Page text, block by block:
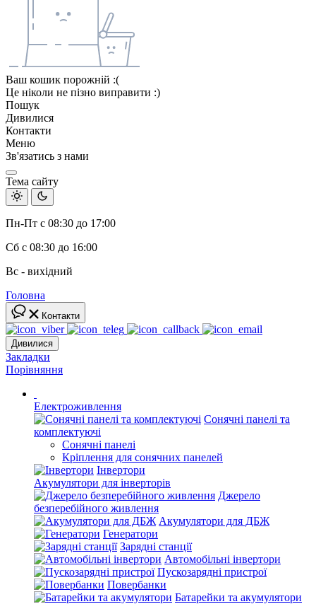
Ваш кошик порожній :(
Це ніколи не пізно виправити :)
Пошук
Дивилися
Контакти
Меню
Зв'язатись з нами
Тема сайту
Пн-Пт с 08:30 до 17:00
Сб с 08:30 до 16:00
Вс - вихідний
Головна
Контакти
Дивилися
Закладки
Порівняння
Електроживлення
Сонячні панелі та
комплектуючі
Сонячні панелі
Кріплення для сонячних панелей
Інвертори
Акумулятори для інверторів
Джерело
безперебійного живлення
Акумулятори для ДБЖ
Генератори
Зарядні станції
Автомобільні інвертори
Пускозарядні пристрої
Повербанки
Батарейки та акумулятори